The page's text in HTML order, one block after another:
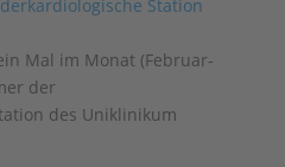
Mal im Monat (Februar-
der
des Uniklinikum